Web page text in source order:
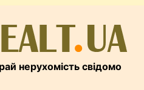
нерухомість свідомо